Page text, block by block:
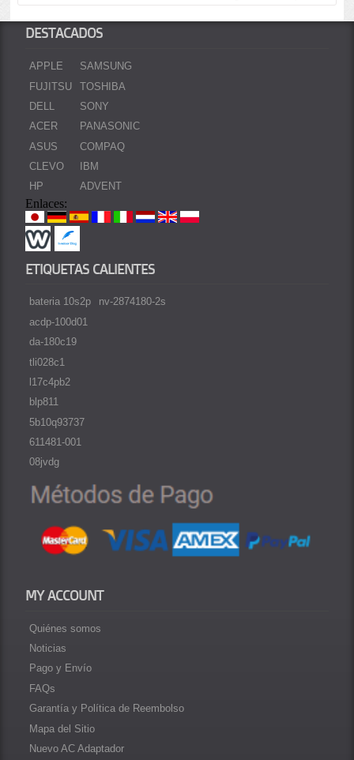
DESTACADOS
APPLE
FUJITSU
DELL
ACER
ASUS
CLEVO
HP
SAMSUNG
TOSHIBA
SONY
PANASONIC
COMPAQ
IBM
ADVENT
Enlaces:
ETIQUETAS CALIENTES
bateria 10s2p
acdp-100d01
da-180c19
tli028c1
l17c4pb2
blp811
5b10q93737
611481-001
08jvdg
nv-2874180-2s
MY ACCOUNT
Quiénes somos
Noticias
Pago y Envío
FAQs
Garantía y Política de Reembolso
Mapa del Sitio
Nuevo AC Adaptador